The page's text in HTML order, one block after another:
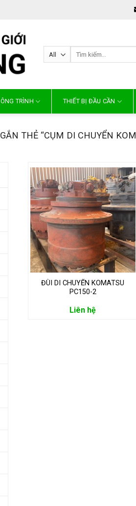
TRÌNH THIẾT BỊ ĐẦU CẦN
THẺ “CỤM DI CHUYỂN
ĐÙI DI CHUYỂN KOMATSU
PC150-2
Liên hệ